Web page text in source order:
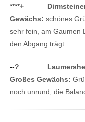
****+
Gewächs: schönes
sehr fein, am Gaumen
den Abgang trägt
--?
Großes Gewächs:
noch unrund, die